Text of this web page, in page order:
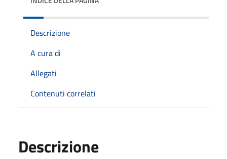
Descrizione
A cura di
Allegati
Contenuti correlati
Descrizione